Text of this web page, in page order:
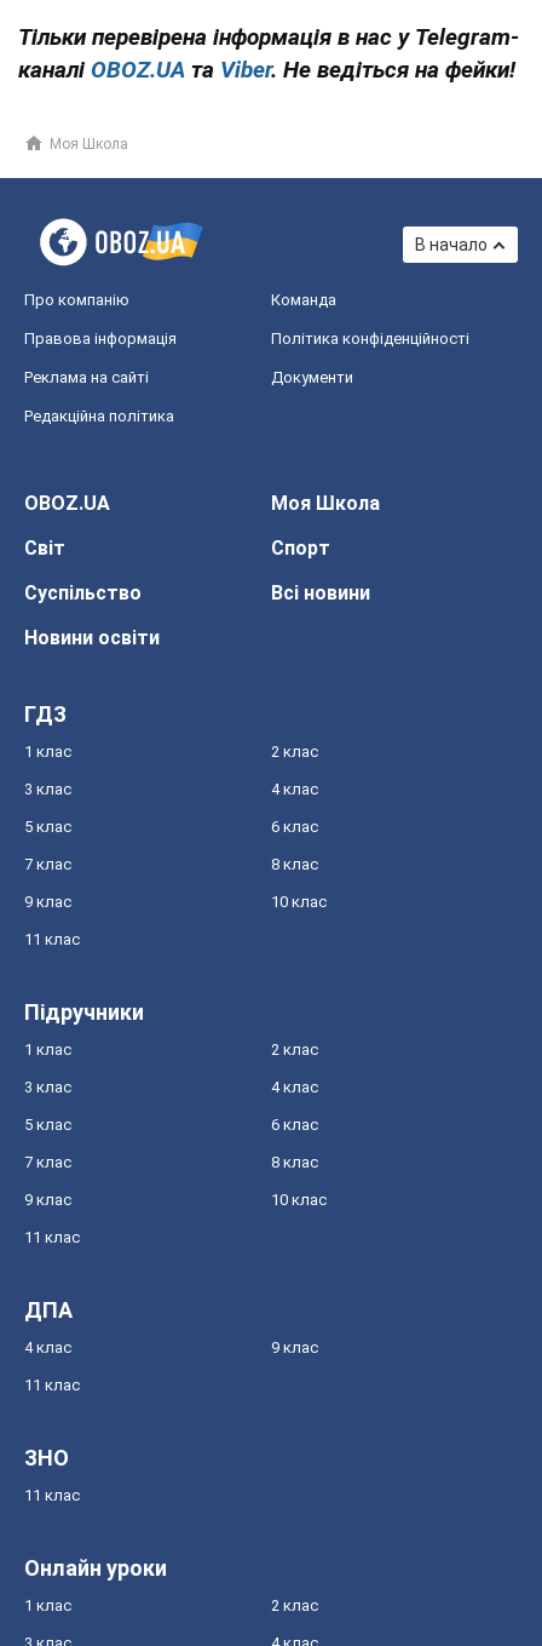
Тільки перевірена інформація в нас у Telegram-
каналі OBOZ.UA та Viber. Не ведіться на фейки!
Моя Школа
В начало
Про компанію Команда
Правова інформація Політика конфіденційності
Реклама на сайті Документи
Редакційна політика
OBOZ.UA
Моя Школа
Світ
Спорт
Суспільство
Всі новини
Новини освіти
ГДЗ
1 клас 2 клас
3 клас 4 клас
5 клас 6 клас
7 клас 8 клас
9 клас 10 клас
11 клас
Підручники
1 клас 2 клас
3 клас 4 клас
5 клас 6 клас
7 клас 8 клас
9 клас 10 клас
11 клас
ДПА
4 клас 9 клас
11 клас
ЗНО
11 клас
Онлайн уроки
1 клас 2 клас